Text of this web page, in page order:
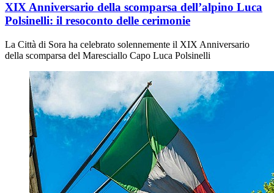
XIX Anniversario della scomparsa dell’alpino Luca
Polsinelli: il resoconto delle cerimonie
La Città di Sora ha celebrato solennemente il XIX Anniversario
della scomparsa del Maresciallo Capo Luca Polsinelli